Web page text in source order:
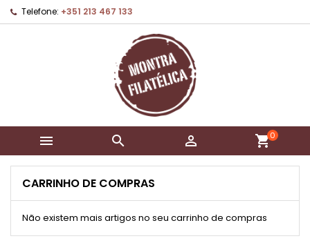
Telefone: +351 213 467 133
   shopping_cart0
CARRINHO DE COMPRAS
Não existem mais artigos no seu carrinho de compras